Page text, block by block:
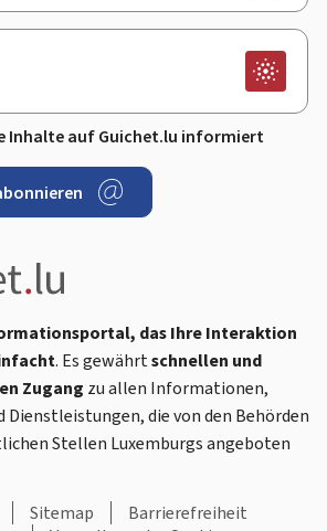
Inhalte auf Guichet.lu informiert
das Ihre Interaktion
. Es gewährtschnellen und
Zugang zu allen Informationen,
Dienstleistungen, die von den Behörden
Stellen Luxemburgs angeboten
Sitemap
Barrierefreiheit